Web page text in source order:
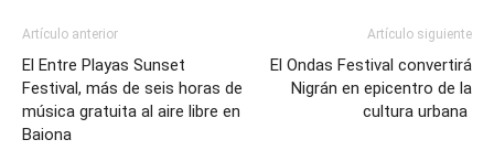
Artículo anterior
El Entre Playas Sunset
Festival, más de seis horas de
música gratuita al aire libre en
Baiona
Artículo siguiente
El Ondas Festival convertirá
Nigrán en epicentro de la
cultura urbana